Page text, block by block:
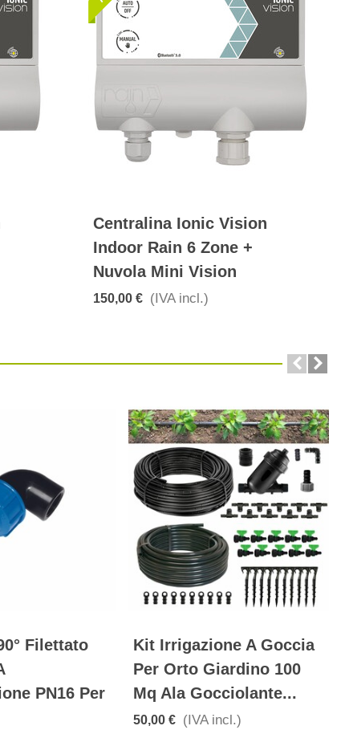
Centralina Ionic Vision
Indoor Rain 6 Zone +
Nuvola Mini Vision
150,00 € (IVA incl.)
Filettato
PN16 Per
Kit Irrigazione A Goccia
Per Orto Giardino 100
Mq Ala Gocciolante...
50,00 € (IVA incl.)